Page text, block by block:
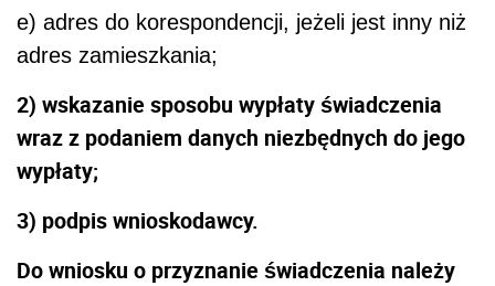
e) adres do korespondencji, jeżeli jest inny niż
adres zamieszkania;
2) wskazanie sposobu wypłaty świadczenia
wraz z podaniem danych niezbędnych do jego
wypłaty;
3) podpis wnioskodawcy.
Do wniosku o przyznanie świadczenia należy